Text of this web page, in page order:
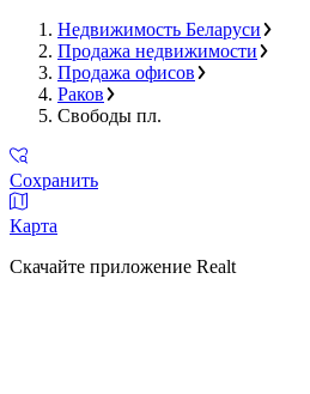
Недвижимость Беларуси
Продажа недвижимости
Продажа офисов
Раков
Свободы пл.
Сохранить
Карта
Скачайте приложение Realt